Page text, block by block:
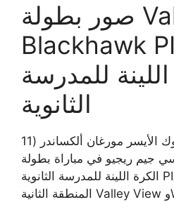
صور بطولة Valley View-
Blackhawk
للمدرسة
الثانوية
يتحدث لاعب بلاك هوك الأيسر مورغان ألكساندر (11
جيم ريجيو في مباراة بطولة
الكرة اللينة للمدرسة الثانوية PIAA 4A بين بطل
المنطقة الثانية Valley View وWPIAL رقم 2 Valley